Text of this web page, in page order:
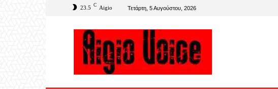
23.5 C Aigio Τετάρτη, 5 Αυγούστου, 2026